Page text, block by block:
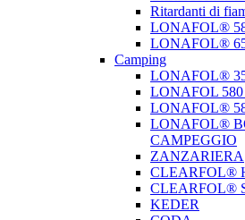
Ritardanti di
LONAFOL®
LONAFOL®
Camping
LONAFOL®
LONAFOL 580
LONAFOL®
LONAFOL®
CAMPEGGIO
ZANZARIERA
CLEARFOL®
CLEARFOL®
KEDER